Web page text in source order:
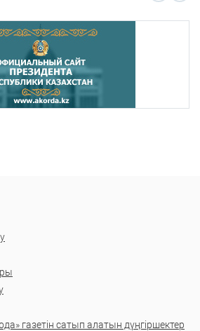
газетін сатып алатын дүңгіршектер